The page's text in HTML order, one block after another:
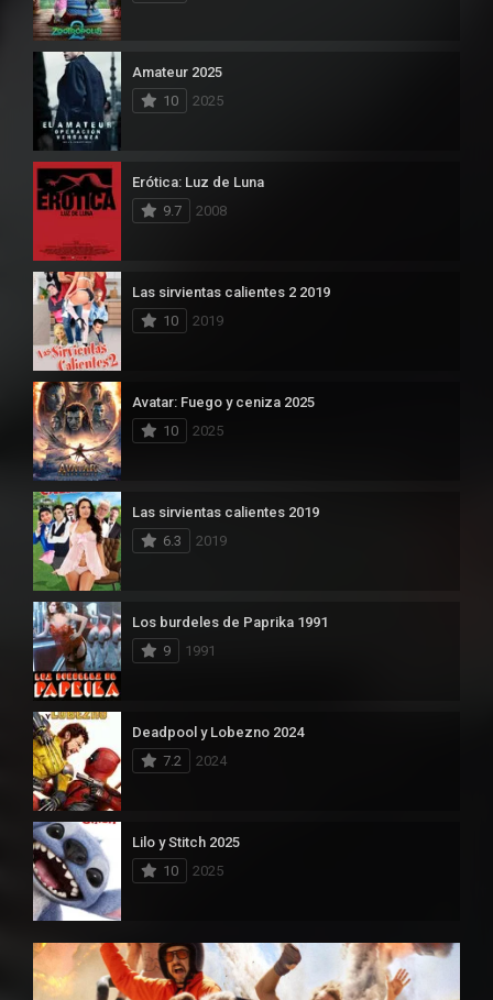
Amateur 2025
10
2025
Erótica: Luz de Luna
9.7
2008
Las sirvientas calientes 2 2019
10
2019
Avatar: Fuego y ceniza 2025
10
2025
Las sirvientas calientes 2019
6.3
2019
Los burdeles de Paprika 1991
9
1991
Deadpool y Lobezno 2024
7.2
2024
Lilo y Stitch 2025
10
2025